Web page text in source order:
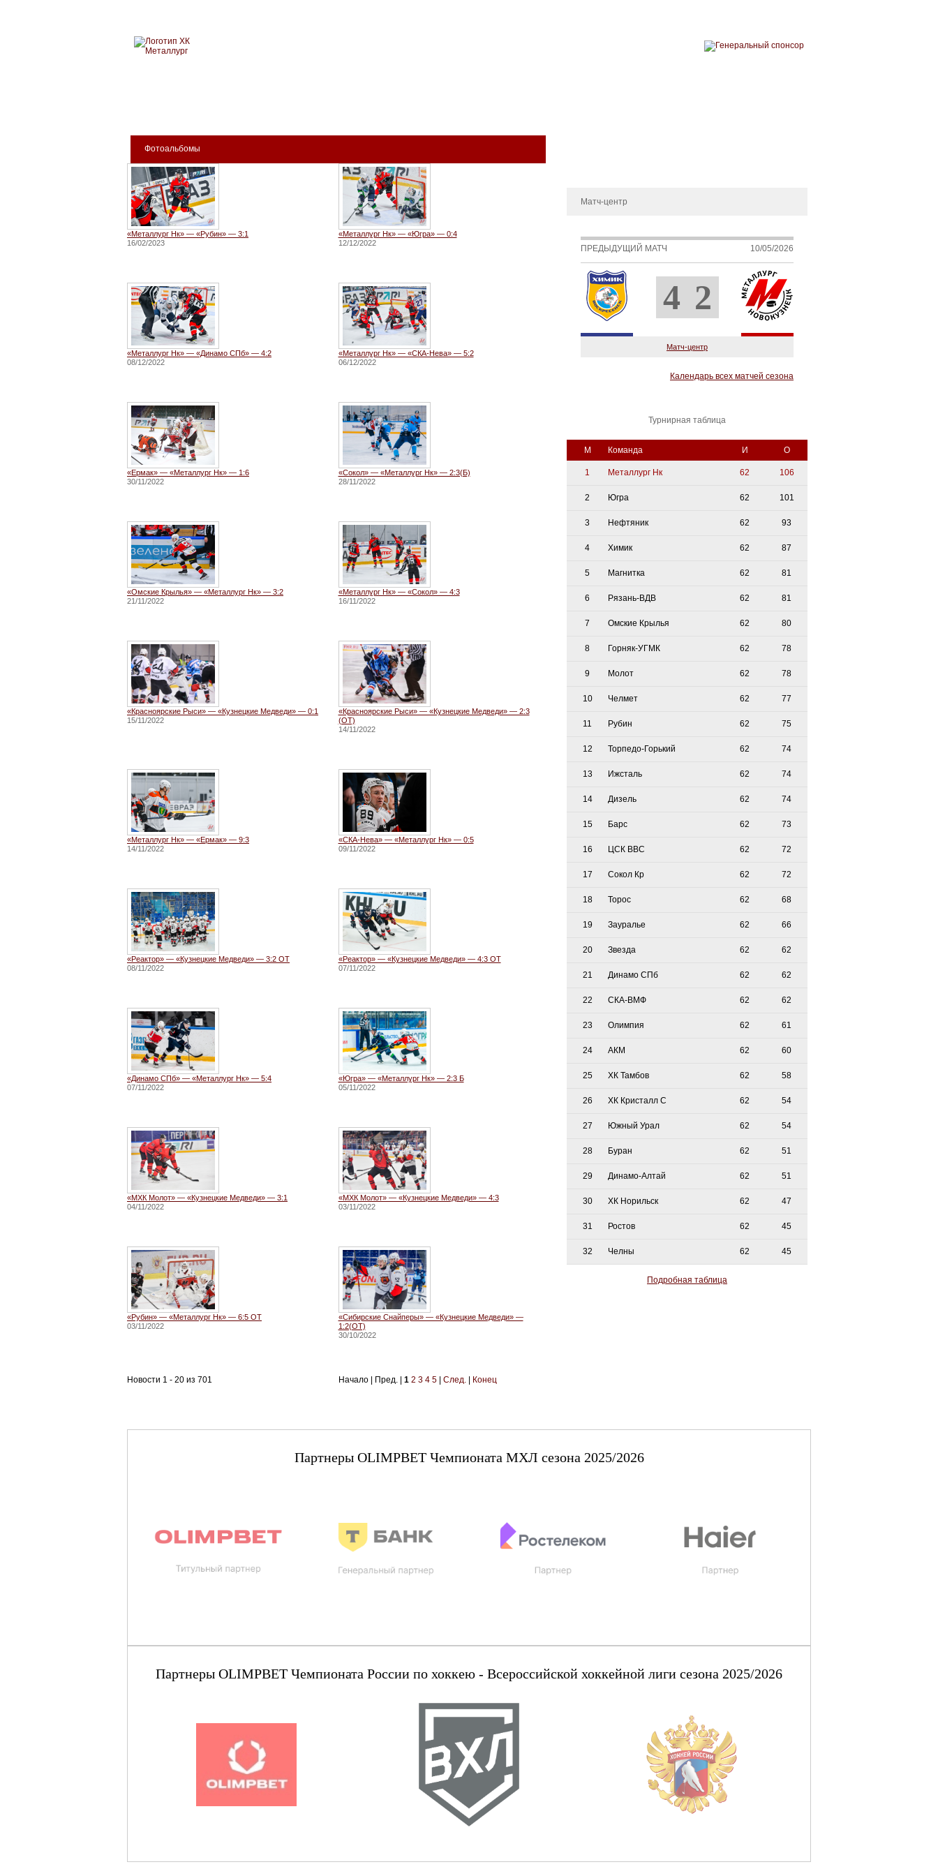
Фотоальбомы
«Металлург Нк» — «Рубин» — 3:1
16/02/2023
«Металлург Нк» — «Югра» — 0:4
12/12/2022
«Металлург Нк» — «Динамо СПб» — 4:2
08/12/2022
«Металлург Нк» — «СКА-Нева» — 5:2
06/12/2022
«Ермак» — «Металлург Нк» — 1:6
30/11/2022
«Сокол» — «Металлург Нк» — 2:3(Б)
28/11/2022
«Омские Крылья» — «Металлург Нк» — 3:2
21/11/2022
«Металлург Нк» — «Сокол» — 4:3
16/11/2022
«Красноярские Рыси» — «Кузнецкие Медведи» — 0:1
15/11/2022
«Красноярские Рыси» — «Кузнецкие Медведи» — 2:3
(ОТ)
14/11/2022
«Металлург Нк» — «Ермак» — 9:3
14/11/2022
«СКА-Нева» — «Металлург Нк» — 0:5
09/11/2022
«Реактор» — «Кузнецкие Медведи» — 3:2 ОТ
08/11/2022
«Реактор» — «Кузнецкие Медведи» — 4:3 ОТ
07/11/2022
«Динамо СПб» — «Металлург Нк» — 5:4
07/11/2022
«Югра» — «Металлург Нк» — 2:3 Б
05/11/2022
«МХК Молот» — «Кузнецкие Медведи» — 3:1
04/11/2022
«МХК Молот» — «Кузнецкие Медведи» — 4:3
03/11/2022
«Рубин» — «Металлург Нк» — 6:5 ОТ
03/11/2022
«Сибирские Снайперы» — «Кузнецкие Медведи» —
1:2(ОТ)
30/10/2022
Новости 1 - 20 из 701 Начало | Пред. | 1 2 3 4 5| След.| Конец
Матч-центр
ПРЕДЫДУЩИЙ МАТЧ 10/05/2026
4 2
Матч-центр
Календарь всех матчей сезона
Турнирная таблица
М Команда И О
1 Металлург Нк 62 106
2 Югра 62 101
3 Нефтяник 62 93
4 Химик 62 87
5 Магнитка 62 81
6 Рязань-ВДВ 62 81
7 Омские Крылья 62 80
8 Горняк-УГМК 62 78
9 Молот 62 78
10 Челмет 62 77
11 Рубин 62 75
12 Торпедо-Горький 62 74
13 Ижсталь 62 74
14 Дизель 62 74
15 Барс 62 73
16 ЦСК ВВС 62 72
17 Сокол Кр 62 72
18 Торос 62 68
19 Зауралье 62 66
20 Звезда 62 62
21 Динамо СПб 62 62
22 СКА-ВМФ 62 62
23 Олимпия 62 61
24 АКМ 62 60
25 ХК Тамбов 62 58
26 ХК Кристалл С 62 54
27 Южный Урал 62 54
28 Буран 62 51
29 Динамо-Алтай 62 51
30 ХК Норильск 62 47
31 Ростов 62 45
32 Челны 62 45
Подробная таблица
Партнеры OLIMPBET Чемпионата МХЛ сезона 2025/2026
Партнеры OLIMPBET Чемпионата России по хоккею - Всероссийской хоккейной лиги сезона 2025/2026